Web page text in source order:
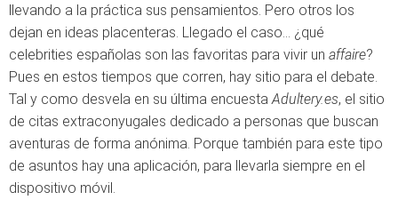
llevando a la práctica sus pensamientos. Pero otros los
dejan en ideas placenteras. Llegado el caso... ¿qué
celebrities españolas son las favoritas para vivir un affaire?
Pues en estos tiempos que corren, hay sitio para el debate.
Tal y como desvela en su última encuestaAdultery.es, el sitio
de citas extraconyugales dedicado a personas que buscan
aventuras de forma anónima. Porque también para este tipo
de asuntos hay una aplicación, para llevarla siempre en el
dispositivo móvil.